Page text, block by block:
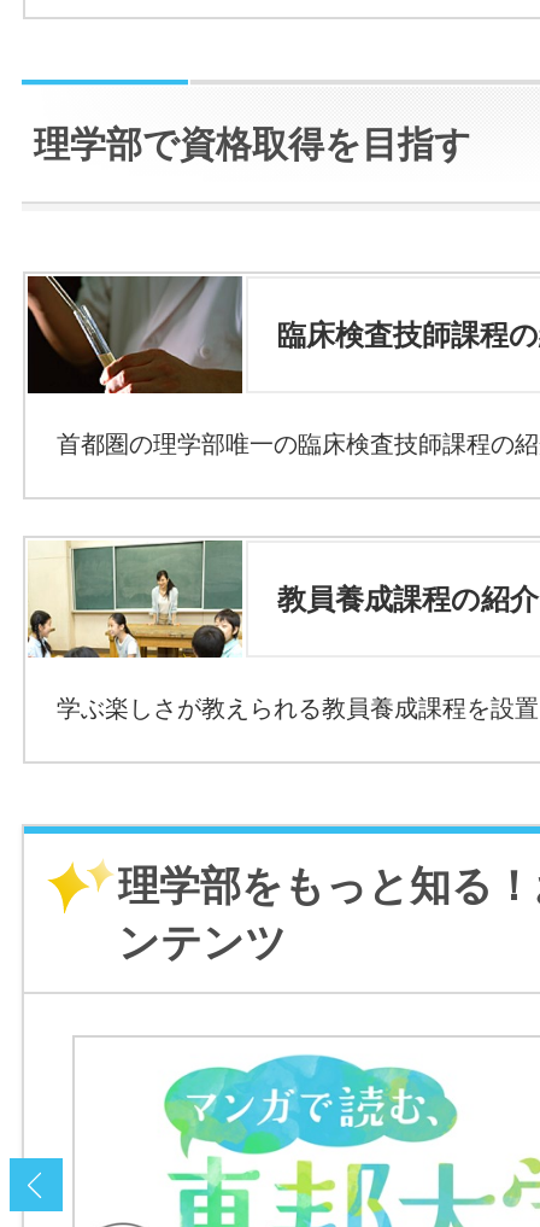
理学部で資格取得を目指す
臨床検査技師課程
首都圏の理学部唯一の臨床検査技師課程の
教員養成課程の紹介
学ぶ楽しさが教えられる教員養成課程を設
理学部をもっと知る
ンテンツ